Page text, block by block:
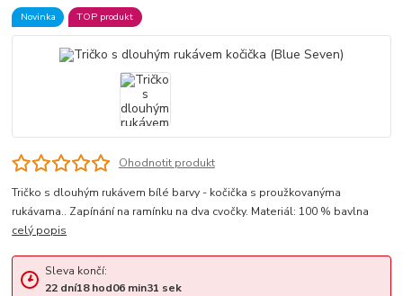
Novinka TOP produkt
Ohodnotit produkt
Tričko s dlouhým rukávem bílé barvy - kočička s proužkovanýma
rukávama.. Zapínání na ramínku na dva cvočky. Materiál: 100 % bavlna
celý popis
Sleva končí:
22 dní18hod06min31 sek